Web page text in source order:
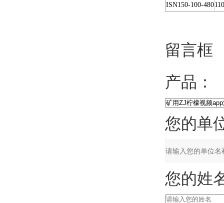
ISN150-100-480110
留言框
产品：
您的单位
您的姓名